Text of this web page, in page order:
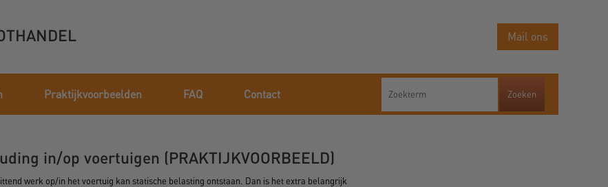
Mail ons
Praktijkvoorbeelden FAQ Contact
in/op voertuigen (PRAKTIJKVOORBEELD)
werk op/in het voertuig kan statische belasting ontstaan. Dan is het extra belangrijk